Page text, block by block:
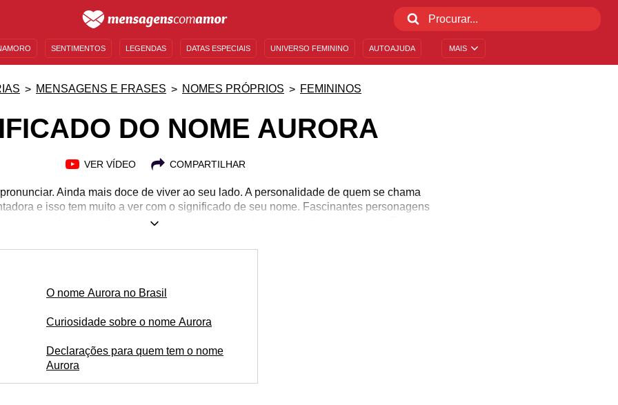
MAIS
SENTIMENTOS LEGENDAS DATAS ESPECIAIS UNIVERSO FEMININO AUTOAJUDA
MENSAGENS E FRASES NOMES PRÓPRIOS FEMININOS
DO NOME AURORA
VER VÍDEO COMPARTILHAR
Ainda mais doce de viver ao seu lado. A personalidade de quem se chama
e isso tem muito a ver com o significado de seu nome. Fascinantes personagens
nomeadas como Aurora, carregando o legado de um simbolismo luminoso. Explore
ser combinado com outros, sejam eles femininos ou masculinos. E carrega algumas
Quer saber mais? Explore o conteúdo que preparamos e saiba mais sobre o
O nome Aurora no Brasil
Curiosidade sobre o nome Aurora
Declarações para quem tem o nome
Aurora